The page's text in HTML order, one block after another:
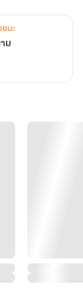
ยนะ
ม